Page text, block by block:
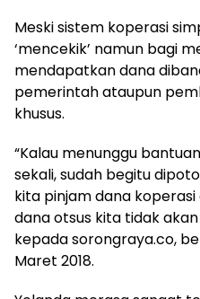
Meski sistem koperasi
‘mencekik’ namun bagi
mendapatkan dana
pemerintah ataupun
khusus.
“Kalau menunggu
sekali, sudah begitu
kita pinjam dana
dana otsus kita tidak
kepada sorongraya.co,
Maret 2018.